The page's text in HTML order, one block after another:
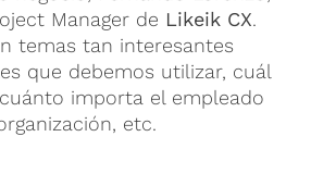
Manager de Likeik CX.
temas tan interesantes
que debemos utilizar, cuál
importa el empleado
etc.